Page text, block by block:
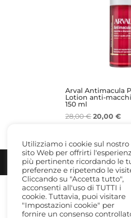
Arval Antimacula
Lotion anti-
150 ml
28,00€Il
era:
28,00 €.
20,00€Il
è:
Utilizziamo i cookie sul nostro
sito Web per offrirti
più pertinente ricordando le
preferenze e ripetendo le
Cliccando su "Accetta tutto",
acconsenti all'uso di TUTTI i
cookie. Tuttavia, puoi visitare
"Impostazioni cookie" per
fornire un consenso